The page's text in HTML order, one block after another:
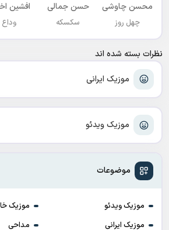
موزیک ایرانی
موزیک ویدئو
موضوعات
موزیک ویدئو
موزیک
موزیک ایرانی
مداحی
محسن چاوشی
چهل روز
حسن جمالی
سکسکه
افشين
وداع
نظرات بسته شده اند